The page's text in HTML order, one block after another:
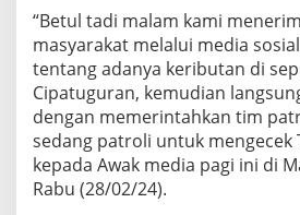
s
o
s
S
u
d
a
h
“Betul tadi malam kami
masyarakat melalui media
tentang adanya keributan di
Cipatuguran, kemudian
dengan memerintahkan tim
sedang patroli untuk mengecek
kepada Awak media pagi ini di
Rabu (28/02/24).